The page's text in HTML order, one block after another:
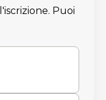
Puoi